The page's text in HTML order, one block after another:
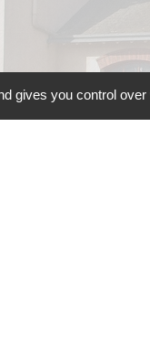
gives you control